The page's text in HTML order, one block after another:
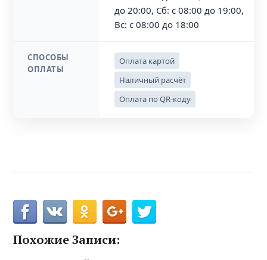
до 20:00, Сб: с 08:00 до 19:00,
Вс: с 08:00 до 18:00
СПОСОБЫ
ОПЛАТЫ
Оплата картой
Наличный расчёт
Оплата по QR-коду
Похожие Записи: